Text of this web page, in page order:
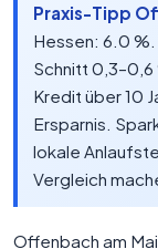
Praxis-Tipp
Hessen: 6.0
Schnitt
Kredit über 10
Ersparnis.
lokale
Vergleich
Offenbach am